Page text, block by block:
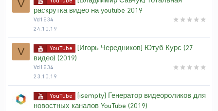
V
раскрутка видео на youtube 2019
Vd1534
24.10.19
V YouTube
[Игорь Чередников] Ютуб Курс (27
видео) (2019)
Vd1534
23.10.19
YouTube
[isempty] Генератор видеороликов для
новостных каналов YouTube (2019)